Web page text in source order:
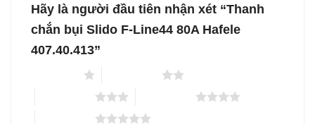
Hãy là người đầu tiên nhận xét “Thanh
chắn bụi Slido F-Line44 80A Hafele
407.40.413”